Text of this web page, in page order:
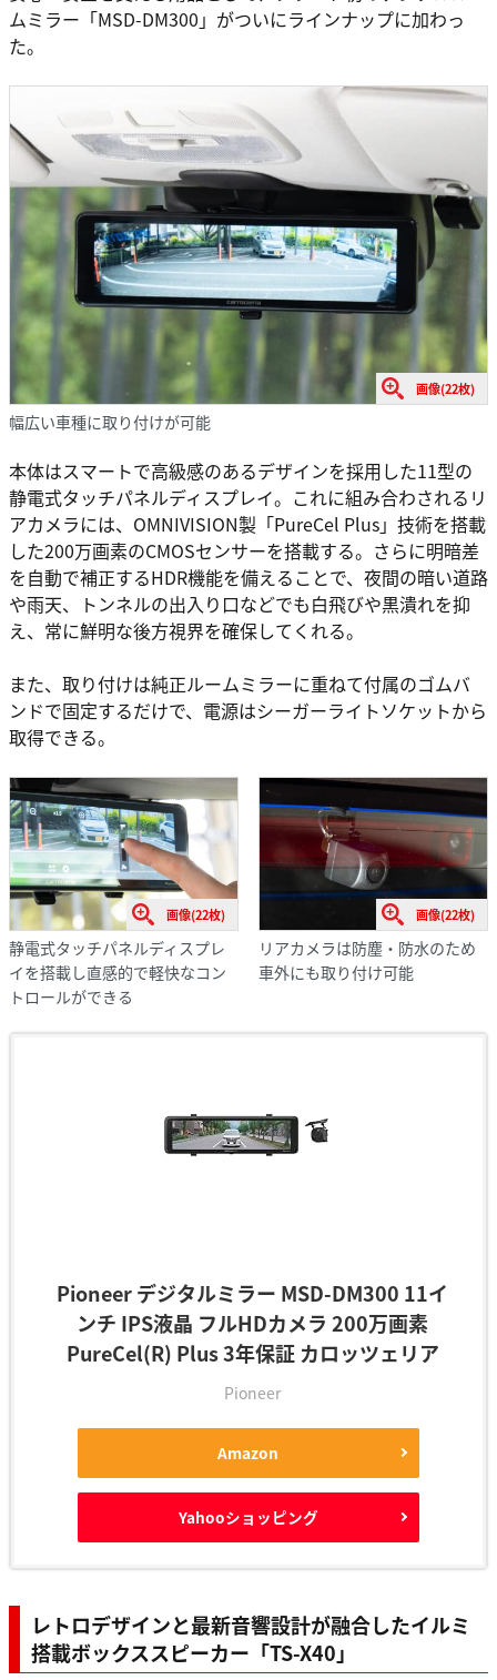
ムミラー「MSD-DM300」がついにラインナップに加わっ
た。
画像(22枚)
幅広い車種に取り付けが可能
本体はスマートで高級感のあるデザインを採用した11型の
静電式タッチパネルディスプレイ。これに組み合わされるリ
アカメラには、OMNIVISION製「PureCel Plus」技術を搭載
した200万画素のCMOSセンサーを搭載する。さらに明暗差
を自動で補正するHDR機能を備えることで、夜間の暗い道路
や雨天、トンネルの出入り口などでも白飛びや黒潰れを抑
え、常に鮮明な後方視界を確保してくれる。
また、取り付けは純正ルームミラーに重ねて付属のゴムバ
ンドで固定するだけで、電源はシーガーライトソケットから
取得できる。
画像(22枚)
静電式タッチパネルディスプレ
イを搭載し直感的で軽快なコン
トロールができる
画像(22枚)
リアカメラは防塵・防水のため
車外にも取り付け可能
Pioneer デジタルミラー MSD-DM300 11イ
ンチ IPS液晶 フルHDカメラ 200万画素
PureCel(R) Plus 3年保証 カロッツェリア
Pioneer
Amazon
Yahooショッピング
レトロデザインと最新音響設計が融合したイルミ
搭載ボックススピーカー「TS-X40」